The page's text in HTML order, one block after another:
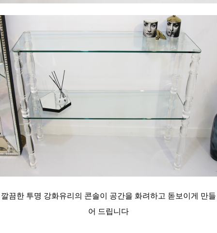
깔끔한 투명 강화유리의 콘솔이 공간을 화려하고 돋보이게 만들
어 드립니다